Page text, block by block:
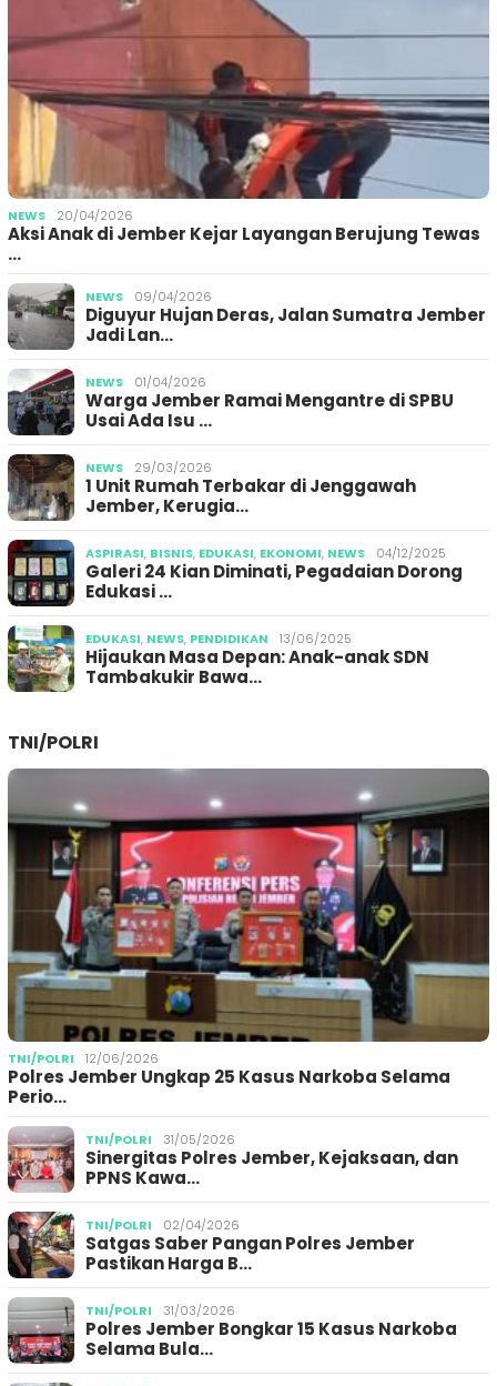
NEWS 20/04/2026
Aksi Anak di Jember Kejar Layangan Berujung Tewas
…
NEWS 09/04/2026
Diguyur Hujan Deras, Jalan Sumatra Jember
Jadi Lan…
NEWS 01/04/2026
Warga Jember Ramai Mengantre di SPBU
Usai Ada Isu …
NEWS 29/03/2026
1 Unit Rumah Terbakar di Jenggawah
Jember, Kerugia…
ASPIRASI, BISNIS, EDUKASI, EKONOMI, NEWS 04/12/2025
Galeri 24 Kian Diminati, Pegadaian Dorong
Edukasi …
EDUKASI, NEWS, PENDIDIKAN 13/06/2025
Hijaukan Masa Depan: Anak-anak SDN
Tambakukir Bawa…
TNI/POLRI
TNI/POLRI 12/06/2026
Polres Jember Ungkap 25 Kasus Narkoba Selama
Perio…
TNI/POLRI 31/05/2026
Sinergitas Polres Jember, Kejaksaan, dan
PPNS Kawa…
TNI/POLRI 02/04/2026
Satgas Saber Pangan Polres Jember
Pastikan Harga B…
TNI/POLRI 31/03/2026
Polres Jember Bongkar 15 Kasus Narkoba
Selama Bula…